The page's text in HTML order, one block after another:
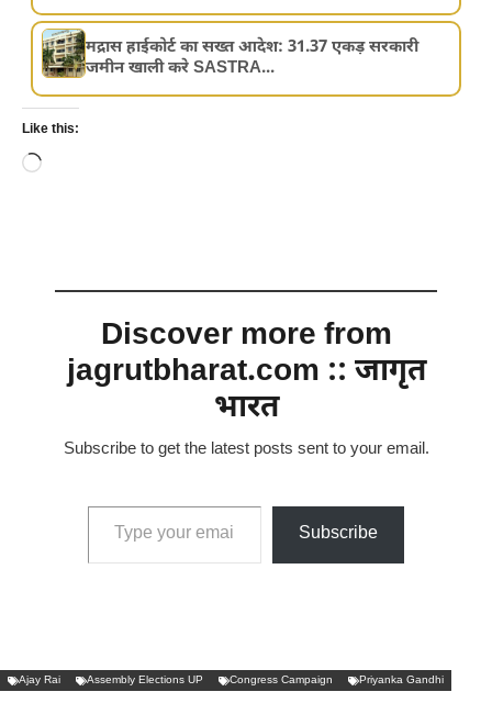
मद्रास हाईकोर्ट का सख्त आदेश: 31.37 एकड़ सरकारी
जमीन खाली करे SASTRA...
Like this:
Loading…
Discover more from
jagrutbharat.com :: जागृत
भारत
Subscribe to get the latest posts sent to your email.
Type your email…
Subscribe
Ajay Rai Assembly Elections UP Congress Campaign Priyanka Gandhi